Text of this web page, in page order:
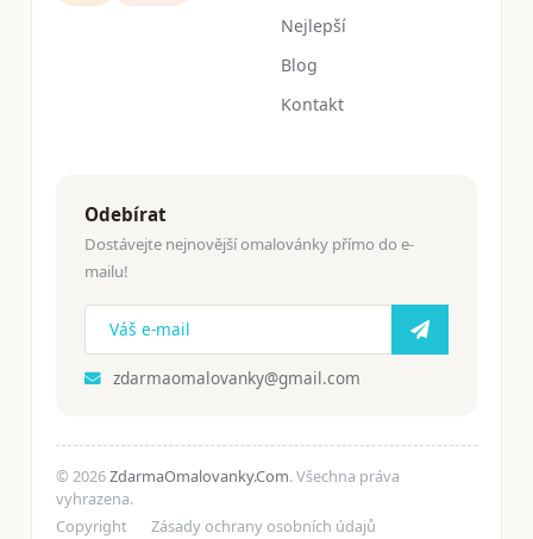
Nejlepší
Blog
Kontakt
Odebírat
Dostávejte nejnovější omalovánky přímo do e-
mailu!
zdarmaomalovanky@gmail.com
© 2026ZdarmaOmalovanky.Com. Všechna práva
vyhrazena.
Copyright
Zásady ochrany osobních údajů